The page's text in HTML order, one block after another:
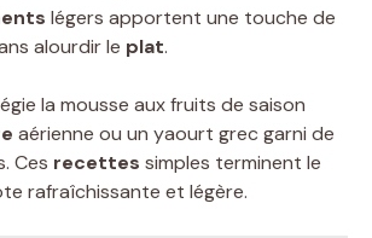
légers apportent une touche de
alourdir le plat.
la mousse aux fruits de saison
aérienne ou un yaourt grec garni de
Ces recettes simples terminent le
rafraîchissante et légère.